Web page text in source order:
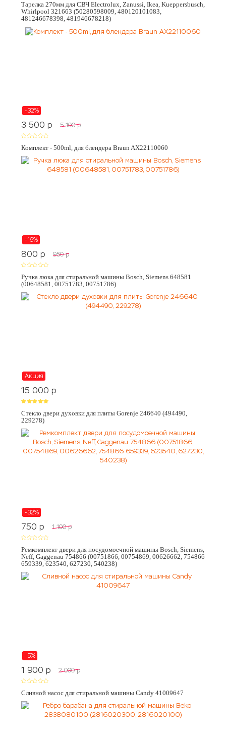
Тарелка 270мм для СВЧ Electrolux, Zanussi, Ikea, Kueppersbusch,
Whirlpool 321663 (50280598009, 480120101083,
481246678398, 481946678218)
-32%
3 500 p 5 100 p
Комплект - 500ml, для блендера Braun AX22110060
-16%
800 p 950 p
Ручка люка для стиральной машины Bosch, Siemens 648581
(00648581, 00751783, 00751786)
Акция
15 000 p
Стекло двери духовки для плиты Gorenje 246640 (494490,
229278)
-32%
750 p 1 100 p
Ремкомплект двери для посудомоечной машины Bosch, Siemens,
Neff, Gaggenau 754866 (00751866, 00754869, 00626662, 754866
659339, 623540, 627230, 540238)
-5%
1 900 p 2 000 p
Сливной насос для стиральной машины Candy 41009647